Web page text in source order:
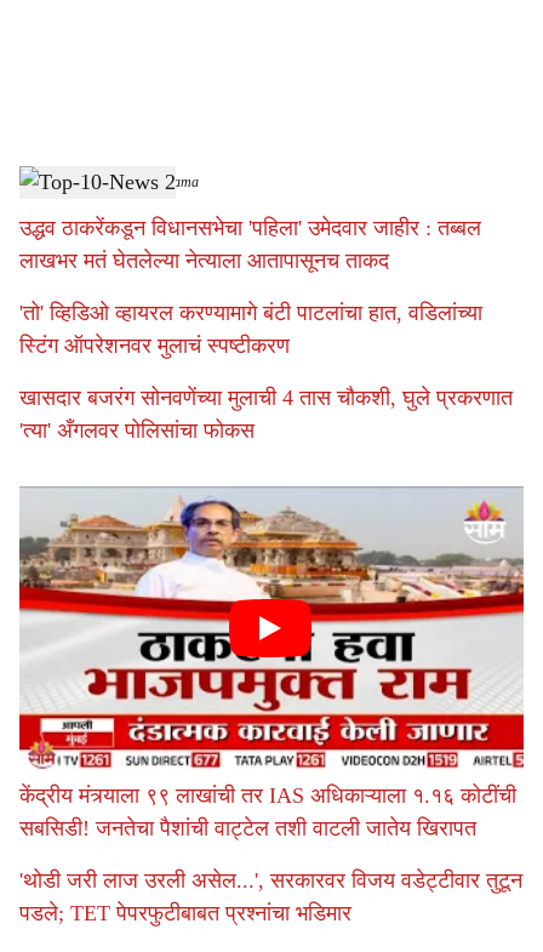
a
r
e
Top-10-News 2 -Sarkarnama
उद्धव ठाकरेंकडून विधानसभेचा 'पहिला' उमेदवार जाहीर : तब्बल
लाखभर मतं घेतलेल्या नेत्याला आतापासूनच ताकद
'तो' व्हिडिओ व्हायरल करण्यामागे बंटी पाटलांचा हात, वडिलांच्या
स्टिंग ऑपरेशनवर मुलाचं स्पष्टीकरण
खासदार बजरंग सोनवणेंच्या मुलाची 4 तास चौकशी, घुले प्रकरणात
'त्या' अँगलवर पोलिसांचा फोकस
केंद्रीय मंत्र्याला ९९ लाखांची तर IAS अधिकाऱ्याला १.१६ कोटींची
सबसिडी! जनतेचा पैशांची वाट्टेल तशी वाटली जातेय खिरापत
'थोडी जरी लाज उरली असेल...', सरकारवर विजय वडेट्टीवार तुटून
पडले; TET पेपरफुटीबाबत प्रश्नांचा भडिमार